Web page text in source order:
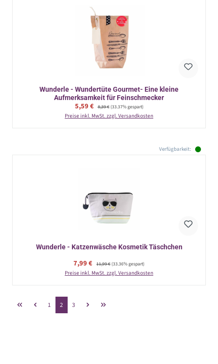
Wunderle - Wundertüte Gourmet- Eine kleine
Aufmerksamkeit für Feinschmecker
Verkaufspreis:
5,59 € Regulärer Preis:
8,39 €(33.37% gespart)
Preise inkl. MwSt. zzgl. Versandkosten
Verfügbarkeit:
Wunderle - Katzenwäsche Kosmetik Täschchen
Verkaufspreis:
7,99 € Regulärer Preis:
11,99 €(33.36% gespart)
Preise inkl. MwSt. zzgl. Versandkosten
Seite
1 Seite
2 Seite
3